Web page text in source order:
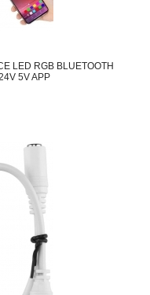
LED RGB BLUETOOTH
5V APP